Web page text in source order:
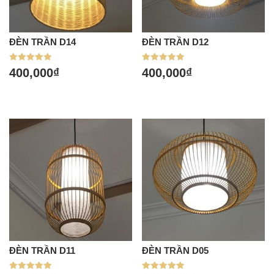
ĐÈN TRẦN D14
Được xếp
hạng
400,000₫
ĐÈN TRẦN D12
Được xếp
hạng
400,000₫
ĐÈN TRẦN D11 ĐÈN TRẦN D05